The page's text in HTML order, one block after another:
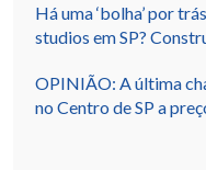
Há uma ‘bolha’ por
studios em SP?
OPINIÃO: A última
no Centro de SP a